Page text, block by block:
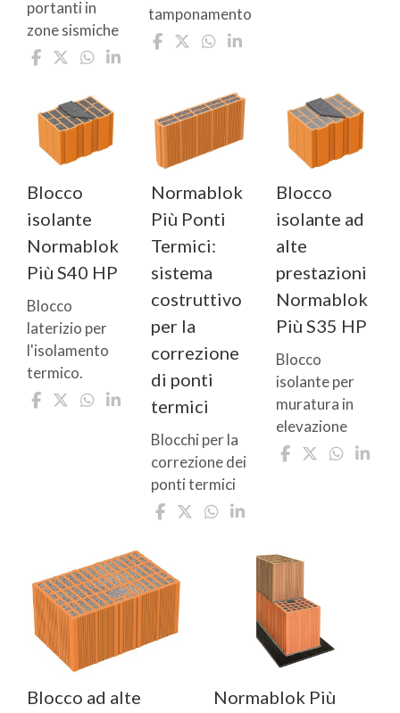
portanti in
zone sismiche
tamponamento
Blocco
isolante
Normablok
Più S40 HP
Blocco
laterizio per
l'isolamento
termico.
Normablok
Più Ponti
Termici:
sistema
costruttivo
per la
correzione
di ponti
termici
Blocchi per la
correzione dei
ponti termici
Blocco
isolante ad
alte
prestazioni
Normablok
Più S35 HP
Blocco
isolante per
muratura in
elevazione
Blocco ad alte
Normablok Più